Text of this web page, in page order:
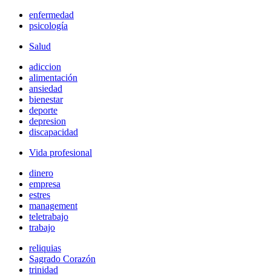
enfermedad
psicología
Salud
adiccion
alimentación
ansiedad
bienestar
deporte
depresion
discapacidad
Vida profesional
dinero
empresa
estres
management
teletrabajo
trabajo
reliquias
Sagrado Corazón
trinidad